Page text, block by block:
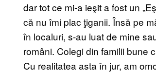
dar tot ce mi-a ieşit a fost un
că nu îmi plac ţiganii. Însă pe
în localuri, s-au luat de mine
români. Colegi din familii bune
Cu realitatea asta în jur, am